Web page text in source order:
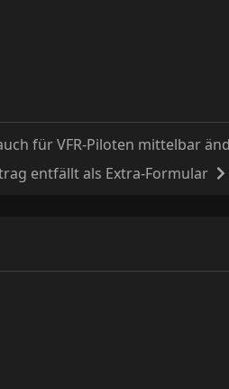
für VFR-Piloten mittelbar
entfällt als Extra-Formular